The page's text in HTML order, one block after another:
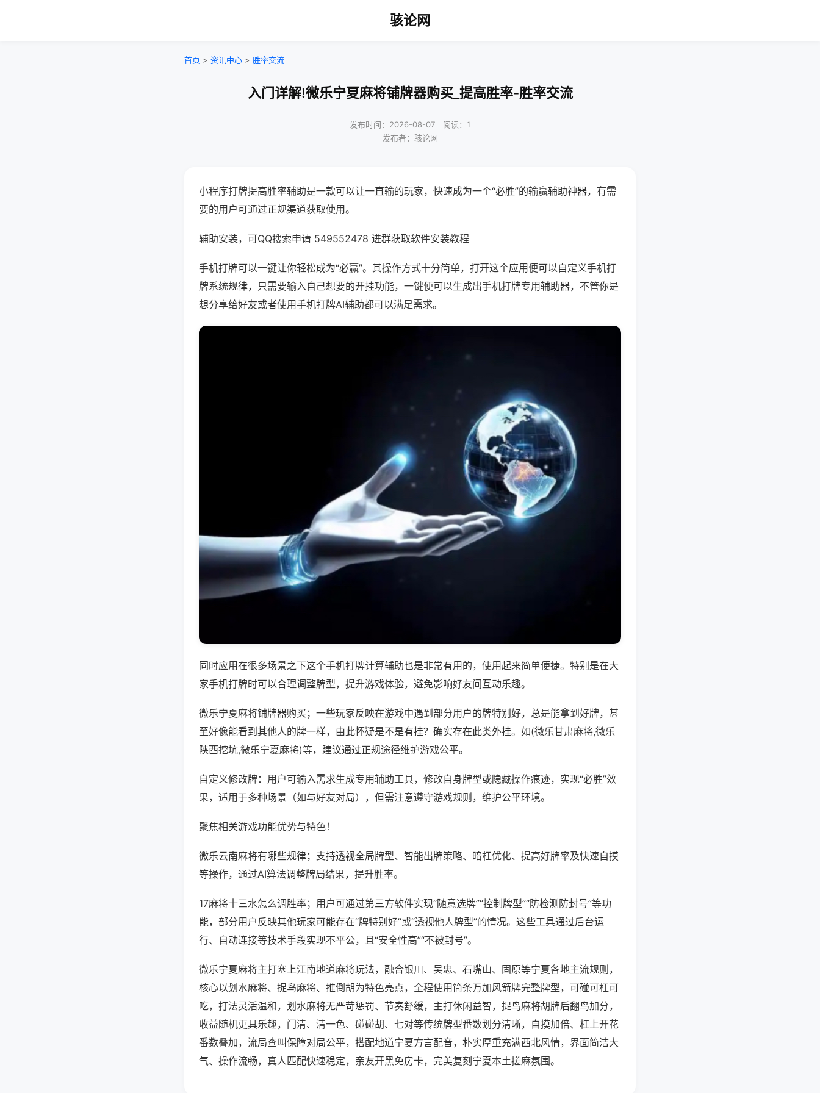
骇论网
首页 > 资讯中心 > 胜率交流
入门详解!微乐宁夏麻将铺牌器购买_提高胜率-胜率交流
发布时间：2026-08-07｜阅读：1
发布者：骇论网
小程序打牌提高胜率辅助是一款可以让一直输的玩家，快速成为一个“必胜”的输赢辅助神器，有需
要的用户可通过正规渠道获取使用。
辅助安装，可QQ搜索申请 549552478 进群获取软件安装教程
手机打牌可以一键让你轻松成为“必赢”。其操作方式十分简单，打开这个应用便可以自定义手机打
牌系统规律，只需要输入自己想要的开挂功能，一键便可以生成出手机打牌专用辅助器，不管你是
想分享给好友或者使用手机打牌AI辅助都可以满足需求。
同时应用在很多场景之下这个手机打牌计算辅助也是非常有用的，使用起来简单便捷。特别是在大
家手机打牌时可以合理调整牌型，提升游戏体验，避免影响好友间互动乐趣。
微乐宁夏麻将铺牌器购买；一些玩家反映在游戏中遇到部分用户的牌特别好，总是能拿到好牌，甚
至好像能看到其他人的牌一样，由此怀疑是不是有挂？确实存在此类外挂。如(微乐甘肃麻将,微乐
陕西挖坑,微乐宁夏麻将)等，建议通过正规途径维护游戏公平。
自定义修改牌：用户可输入需求生成专用辅助工具，修改自身牌型或隐藏操作痕迹，实现“必胜”效
果，适用于多种场景（如与好友对局），但需注意遵守游戏规则，维护公平环境。
聚焦相关游戏功能优势与特色！
微乐云南麻将有哪些规律；支持透视全局牌型、智能出牌策略、暗杠优化、提高好牌率及快速自摸
等操作，通过AI算法调整牌局结果，提升胜率。
17麻将十三水怎么调胜率；用户可通过第三方软件实现“随意选牌”“控制牌型”“防检测防封号”等功
能，部分用户反映其他玩家可能存在“牌特别好”或“透视他人牌型”的情况。这些工具通过后台运
行、自动连接等技术手段实现不平公，且“安全性高”“不被封号”。
微乐宁夏麻将主打塞上江南地道麻将玩法，融合银川、吴忠、石嘴山、固原等宁夏各地主流规则，
核心以划水麻将、捉鸟麻将、推倒胡为特色亮点，全程使用筒条万加风箭牌完整牌型，可碰可杠可
吃，打法灵活温和，划水麻将无严苛惩罚、节奏舒缓，主打休闲益智，捉鸟麻将胡牌后翻鸟加分，
收益随机更具乐趣，门清、清一色、碰碰胡、七对等传统牌型番数划分清晰，自摸加倍、杠上开花
番数叠加，流局查叫保障对局公平，搭配地道宁夏方言配音，朴实厚重充满西北风情，界面简洁大
气、操作流畅，真人匹配快速稳定，亲友开黑免房卡，完美复刻宁夏本土搓麻氛围。